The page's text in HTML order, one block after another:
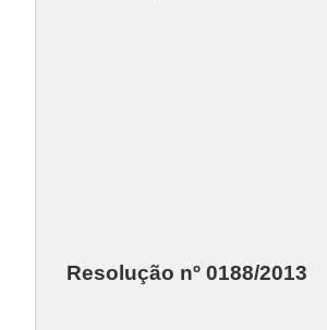
Resolução nº 0188/2013